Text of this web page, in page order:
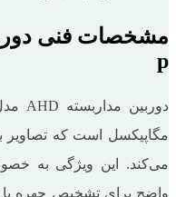
p
مگاپیکسل است که تصاویر
می‌کند. این ویژگی به
واضح برای تشخیص چهره